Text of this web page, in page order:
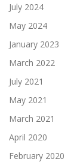
July 2024
May 2024
January 2023
March 2022
July 2021
May 2021
March 2021
April 2020
February 2020